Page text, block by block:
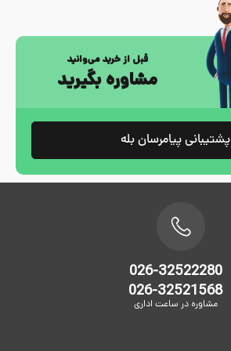
قبل از خرید می‌وانید
مشاوره بگیرید
پشتیبانی پیامرسان بله
026-32522280
026-32521568
مشاوره در ساعت اداری